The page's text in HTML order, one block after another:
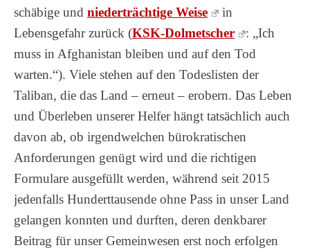
schäbige und niederträchtige Weise
in
Lebensgefahr zurück (KSK-Dolmetscher
: „Ich
muss in Afghanistan bleiben und auf den Tod
warten.“). Viele stehen auf den Todeslisten der
Taliban, die das Land – erneut – erobern. Das Leben
und Überleben unserer Helfer hängt tatsächlich auch
davon ab, ob irgendwelchen bürokratischen
Anforderungen genügt wird und die richtigen
Formulare ausgefüllt werden, während seit 2015
jedenfalls Hunderttausende ohne Pass in unser Land
gelangen konnten und durften, deren denkbarer
Beitrag für unser Gemeinwesen erst noch erfolgen